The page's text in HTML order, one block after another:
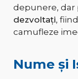
depunere, dar
dezvoltați,
camufleze
Nume și